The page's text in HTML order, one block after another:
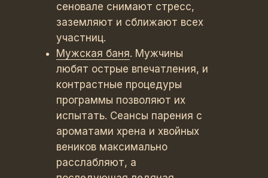
сеновале снимают стресс,
заземляют и сближают всех
участниц.
Мужская баня. Мужчины
любят острые впечатления, и
контрастные процедуры
программы позволяют их
испытать. Сеансы парения с
ароматами хрена и хвойных
веников максимально
расслабляют, а